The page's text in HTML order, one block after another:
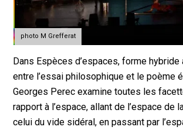
photo M Grefferat
Dans Espèces d’espaces, forme hybride
entre l’essai philosophique et le poème
Georges Perec examine toutes les
rapport à l’espace, allant de l’espace de
celui du vide sidéral, en passant par